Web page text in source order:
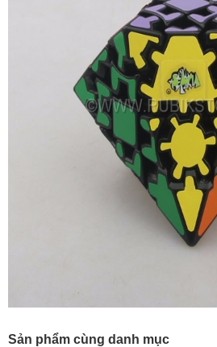
Sản phẩm cùng danh mục